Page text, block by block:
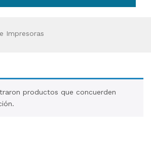
Impresoras
productos que concuerden